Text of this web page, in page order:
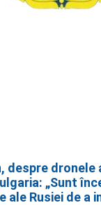
despre dronele
„Sunt
ale Rusiei de a